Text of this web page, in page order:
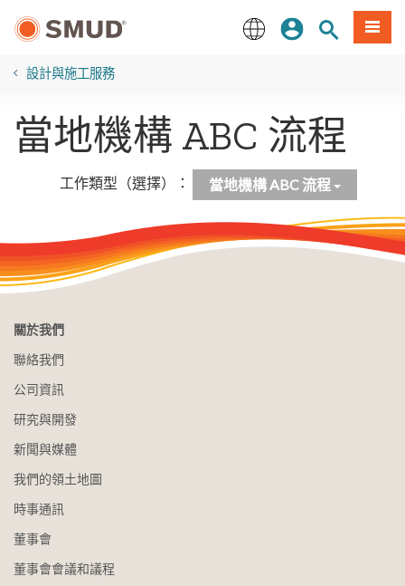
登入站內搜尋
選單
設計與施工服務
當地機構 ABC 流程
工作類型（選擇）： 當地機構 ABC 流程
關於我們
聯絡我們
公司資訊
研究與開發
新聞與媒體
我們的領土地圖
時事通訊
董事會
董事會會議和議程